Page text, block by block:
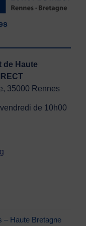
de Haute
35000 Rennes
de 10h00
– Haute Bretagne